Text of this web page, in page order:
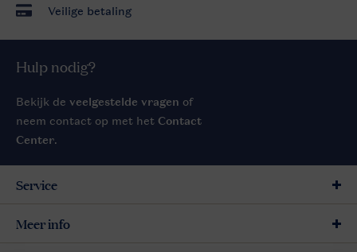
Veilige betaling
Hulp nodig?
Bekijk de veelgestelde vragen of
neem contact op met het Contact
Center.
Service
Meer info